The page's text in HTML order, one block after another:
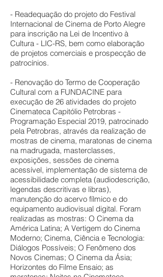
- Readequação do projeto do Festival
Internacional de Cinema de Porto Alegre
para inscrição na Lei de Incentivo à
Cultura - LIC-RS, bem como elaboração
de projetos comerciais e prospecção de
patrocínios.
- Renovação do Termo de Cooperação
Cultural com a FUNDACINE para
execução de 26 atividades do projeto
Cinemateca Capitólio Petrobras -
Programação Especial 2019, patrocinado
pela Petrobras, através da realização de
mostras de cinema, maratonas de cinema
na madrugada, masterclasses,
exposições, sessões de cinema
acessível, implementação de sistema de
acessibilidade completa (audiodescrição,
legendas descritivas e libras),
manutenção do acervo fílmico e do
equipamento audiovisual digital. Foram
realizadas as mostras: O Cinema da
América Latina; A Vertigem do Cinema
Moderno; Cinema, Ciência e Tecnologia:
Diálogos Possíveis; O Fenômeno dos
Novos Cinemas; O Cinema da Ásia;
Horizontes do Filme Ensaio; as